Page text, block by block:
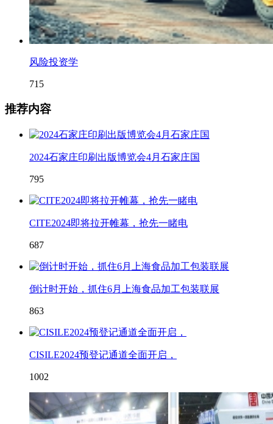
风险投资学
715
推荐内容
2024石家庄印刷出版博览会4月石家庄国
795
CITE2024即将拉开帷幕，抢先一睹电
687
倒计时开始，抓住6月上海食品加工包装联展
863
CISILE2024预登记通道全面开启，
1002